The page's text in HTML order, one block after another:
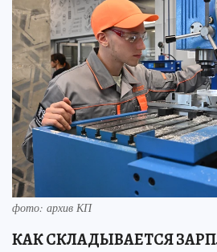
фото: архив КП
КАК СКЛАДЫВАЕТСЯ